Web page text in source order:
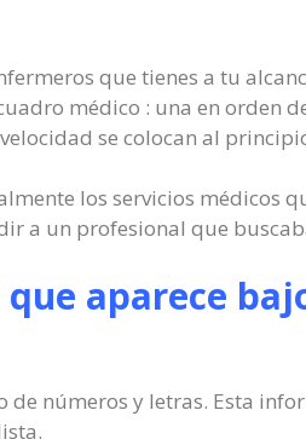
que tienes a tu
médico : una en orden
se colocan al
los servicios médicos
a un profesional que
aparece
números y letras. Esta